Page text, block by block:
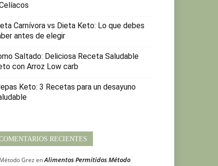
Carnívora vs Dieta Keto: Lo que debes
antes de elegir
Saltado: Deliciosa Receta Saludable
con Arroz Low carb
Keto: 3 Recetas para un desayuno
RECIENTES
Método Grez enAlimentos Permitidos Método